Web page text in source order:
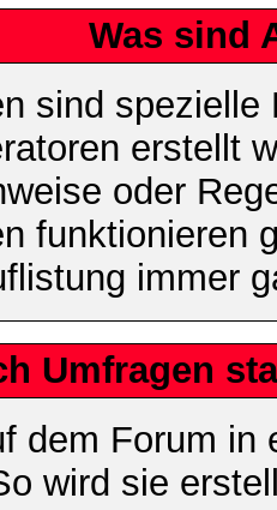
Was sind
sind
erstellt
oder
funktionieren
immer
Umfragen
dem Forum in
wird sie